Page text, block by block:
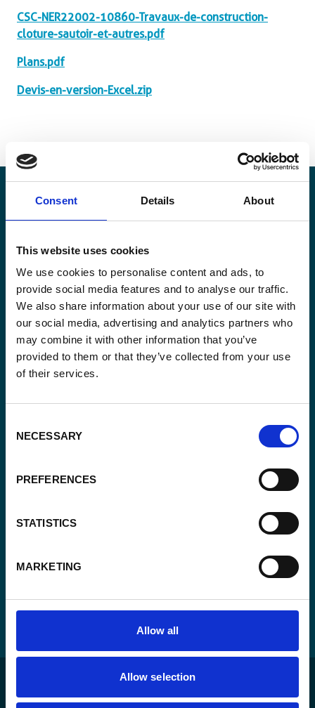
Consent Details About
This website uses cookies
We use cookies to personalise content and ads, to
provide social media features and to analyse our traffic.
We also share information about your use of our site with
our social media, advertising and analytics partners who
may combine it with other information that you’ve
provided to them or that they’ve collected from your use
of their services.
Selection
NECESSARY
PREFERENCES
STATISTICS
MARKETING
Allow all
Allow selection
CSC-NER22002-10860-Travaux-de-construction-
cloture-sautoir-et-autres.pdf
Plans.pdf
Devis-en-version-Excel.zip
Suivez nos actions ainsi que les dernières tendances en
matière de coopération au développement.
Email
Consent
Oui, je m'inscris à la newsletter